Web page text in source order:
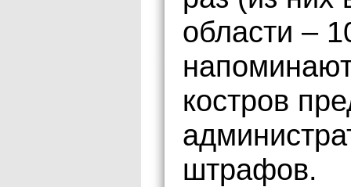
области –
костров
штрафов.